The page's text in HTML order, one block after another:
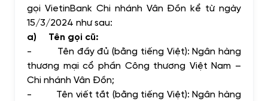
gọi VietinBank Chi nhánh Vân Đồn kể từ ngày
15/3/2024 như sau:
a)
Tên gọi cũ:
-
Tên đầy đủ (bằng tiếng Việt): Ngân hàng
thương mại cổ phần Công thương Việt Nam –
Chi nhánh Vân Đồn;
-
Tên viết tắt (bằng tiếng Việt): Ngân hàng